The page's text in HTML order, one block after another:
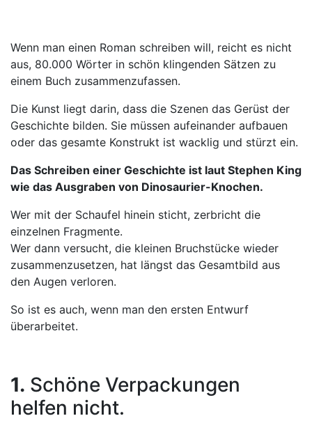
Wenn man einen Roman schreiben will, reicht es nicht
aus, 80.000 Wörter in schön klingenden Sätzen zu
einem Buch zusammenzufassen.
Die Kunst liegt darin, dass die Szenen das Gerüst der
Geschichte bilden. Sie müssen aufeinander aufbauen
oder das gesamte Konstrukt ist wacklig und stürzt ein.
Das Schreiben einer Geschichte ist laut Stephen King
wie das Ausgraben von Dinosaurier-Knochen.
Wer mit der Schaufel hinein sticht, zerbricht die
einzelnen Fragmente.
Wer dann versucht, die kleinen Bruchstücke wieder
zusammenzusetzen, hat längst das Gesamtbild aus
den Augen verloren.
So ist es auch, wenn man den ersten Entwurf
überarbeitet.
1. Schöne Verpackungen
helfen nicht.